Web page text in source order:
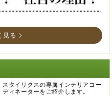
見る
スタイリクスの専属インテリアコー
ディネーターをご紹介します。